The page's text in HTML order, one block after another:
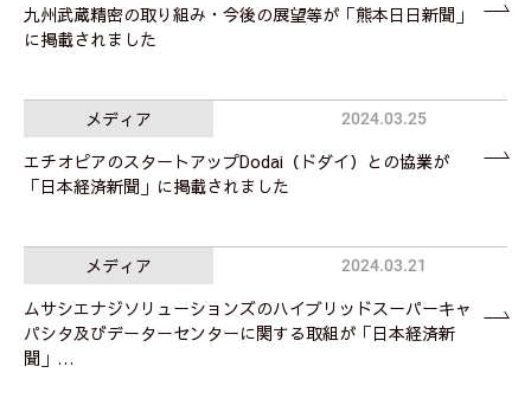
九州武蔵精密の取り組み・今後の展望等が「熊本日日新聞」
に掲載されました
メディア
エチオピアのスタートアップDodai（ドダイ）との協業が
「日本経済新聞」に掲載されました
2024.03.25
メディア
ムサシエナジソリューションズのハイブリッドスーパーキャ
パシタ及びデーターセンターに関する取組が「日本経済新
聞」…
2024.03.21